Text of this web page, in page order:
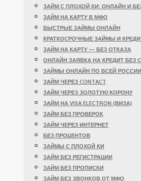
ЗАЙМ С ПЛОХОЙ КИ: ОНЛАЙН И
ЗАЙМ НА КАРТУ В МФО
БЫСТРЫЕ ЗАЙМЫ ОНЛАЙН
КРАТКОСРОЧНЫЕ ЗАЙМЫ И
ЗАЙМ НА КАРТУ — БЕЗ ОТКАЗА
ОНЛАЙН ЗАЯВКА НА КРЕДИТ БЕЗ
ЗАЙМЫ ОНЛАЙН ПО ВСЕЙ РОССИИ
ЗАЙМ ЧЕРЕЗ CONTACT
ЗАЙМ ЧЕРЕЗ ЗОЛОТУЮ КОРОНУ
ЗАЙМ НА VISA ELECTRON (ВИЗА)
ЗАЙМ БЕЗ ПРОВЕРОК
ЗАЙМ ЧЕРЕЗ ИНТЕРНЕТ
БЕЗ ПРОЦЕНТОВ
ЗАЙМЫ С ПЛОХОЙ КИ
ЗАЙМ БЕЗ РЕГИСТРАЦИИ
ЗАЙМ БЕЗ ПРОПИСКИ
ЗАЙМ БЕЗ ЗВОНКОВ ОТ МФО